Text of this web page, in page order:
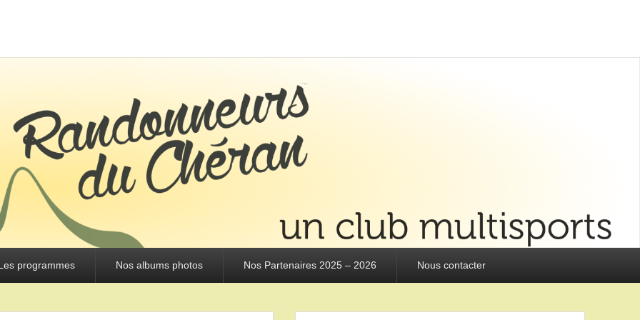
programmes Nos albums photos Nos Partenaires 2025 – 2026 Nous contacter